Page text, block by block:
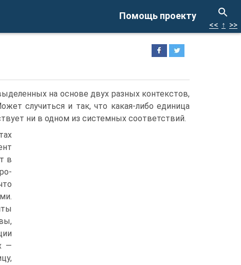
Помощь проекту
<< ↑ >>
на основе двух разных контекстов,
случиться и так, что какая-либо единица
ни в одном из системных соответствий.
в
—